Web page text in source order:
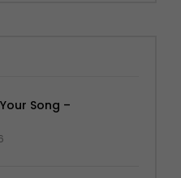
Song –